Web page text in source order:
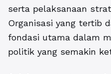
serta pelaksanaan
Organisasi yang tertib
fondasi utama dalam
politik yang semakin